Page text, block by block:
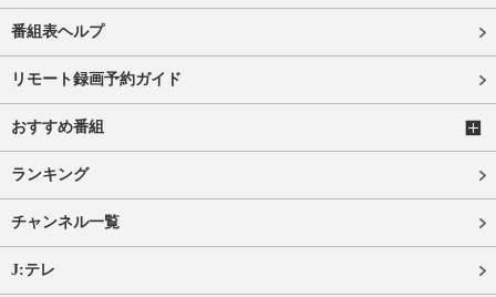
番組表ヘルプ
リモート録画予約ガイド
おすすめ番組
ランキング
チャンネル一覧
J:テレ